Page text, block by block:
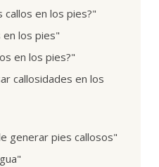
callos en los pies?"
en los pies"
en los pies?"
callosidades en los
generar pies callosos"